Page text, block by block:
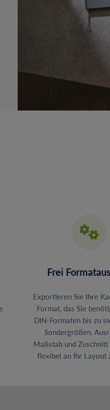
Frei
Exportieren Sie Ihre
Format, das Sie
DIN-Formaten bis zu
Sondergrößen.
Maßstab und Zuschnitt
flexibel an Ihr Layout